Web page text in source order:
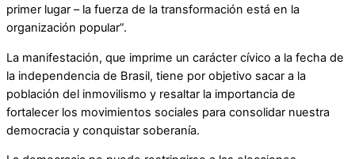
primer lugar – la fuerza de la transformación está en la
organización popular”.
La manifestación, que imprime un carácter cívico a la fecha de
la independencia de Brasil, tiene por objetivo sacar a la
población del inmovilismo y resaltar la importancia de
fortalecer los movimientos sociales para consolidar nuestra
democracia y conquistar soberanía.